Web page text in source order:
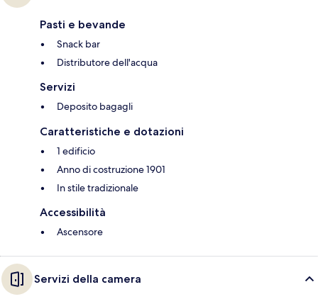
Pasti e bevande
Snack bar
Distributore dell'acqua
Servizi
Deposito bagagli
Caratteristiche e dotazioni
1 edificio
Anno di costruzione 1901
In stile tradizionale
Accessibilità
Ascensore
Servizi della camera